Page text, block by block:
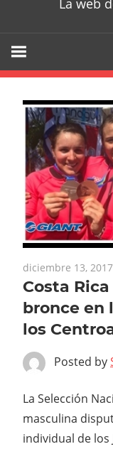
La web
diciembre 13, 2017
Costa
bronce en
los
Posted by
La Selección
masculina
individual de